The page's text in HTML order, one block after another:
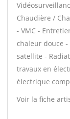
Chaudière /
- VMC -
chaleur douce
satellite -
travaux en
électrique
Voir la fiche